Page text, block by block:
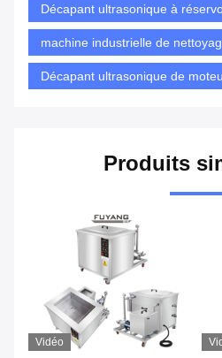
Décapant ultrasonique à
machine industrielle de
Décapant ultrasonique de
Produits
Vidéo